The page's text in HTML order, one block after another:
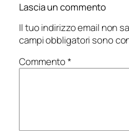
Lascia un commento
Il tuo indirizzo email non
campi obbligatori sono
Commento*